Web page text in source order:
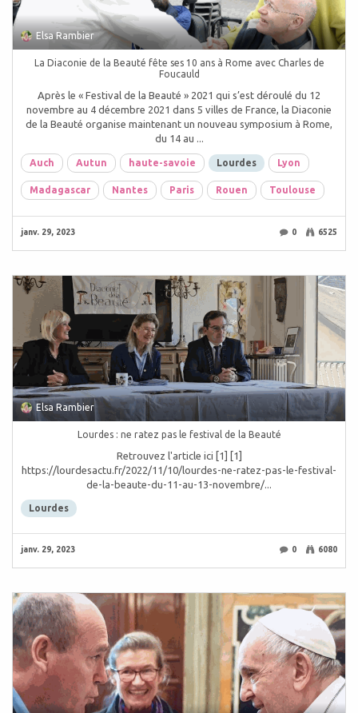
Elsa Rambier
La Diaconie de la Beauté fête ses 10 ans à Rome avec Charles de
Foucauld
Après le « Festival de la Beauté » 2021 qui s’est déroulé du 12
novembre au 4 décembre 2021 dans 5 villes de France, la Diaconie
de la Beauté organise maintenant un nouveau symposium à Rome,
du 14 au ...
Auch Autun haute-savoie Lourdes Lyon
Madagascar Nantes Paris Rouen Toulouse
janv. 29, 2023 0 6525
Elsa Rambier
Lourdes : ne ratez pas le festival de la Beauté
Retrouvez l'article ici [1] [1]
https://lourdesactu.fr/2022/11/10/lourdes-ne-ratez-pas-le-festival-
de-la-beaute-du-11-au-13-novembre/...
Lourdes
janv. 29, 2023 0 6080